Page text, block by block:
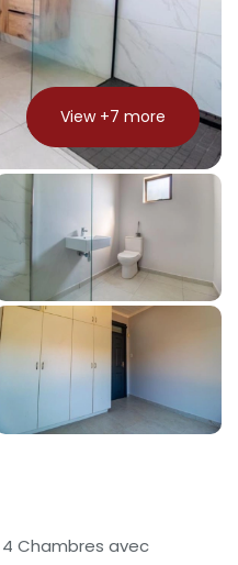
View +7 more
Chambres avec